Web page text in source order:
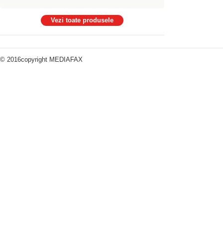
Vezi toate produsele
© 2016copyright MEDIAFAX